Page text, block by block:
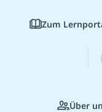
Zum
Über